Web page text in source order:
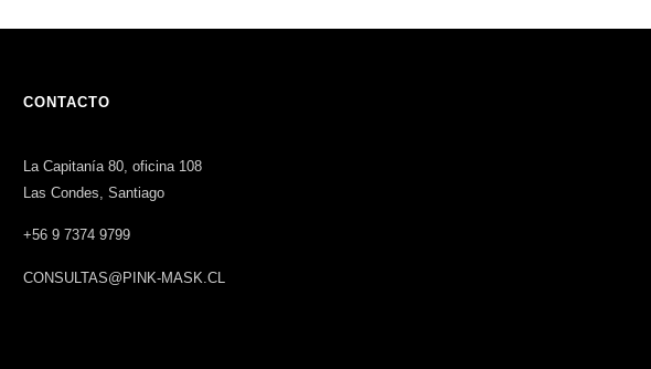
CONTACTO
La Capitanía 80, oficina 108
Las Condes, Santiago
+56 9 7374 9799
CONSULTAS@PINK-MASK.CL